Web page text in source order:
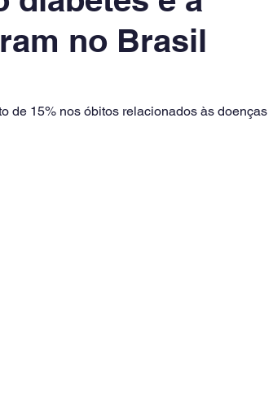
no Brasil
de 15% nos óbitos relacionados às doenças